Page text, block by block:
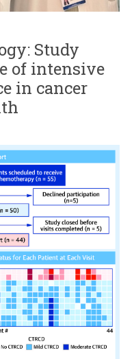
Study
of intensive
in cancer